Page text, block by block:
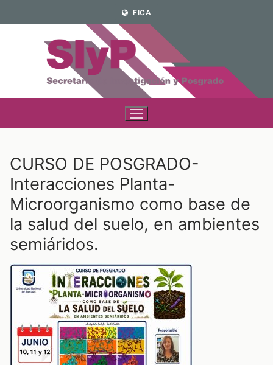
al
FICA
CURSO DE POSGRADO-
Interacciones Planta-
Microorganismo como base de
la salud del suelo, en ambientes
semiáridos.